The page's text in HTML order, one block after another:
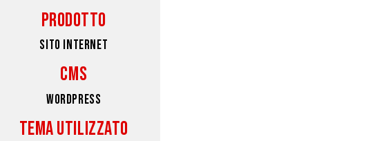
PRODOTTO
SITO INTERNET
CMS
WORDPRESS
TEMA UTILIZZATO